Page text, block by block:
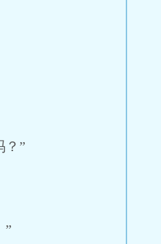
？”
”